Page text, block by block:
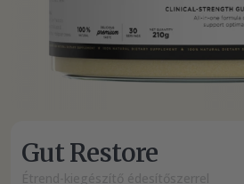
Gut Restore